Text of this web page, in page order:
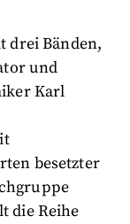
drei Bänden,
und
Karl
besetzter
die Reihe